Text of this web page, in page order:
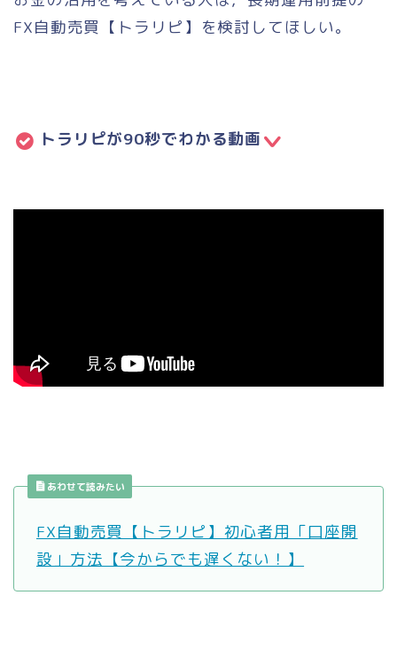
FX自動売買【トラリピ】を検討してほしい。
トラリピが90秒でわかる動画
あわせて読みたい
FX自動売買【トラリピ】初心者用「口座開
設」方法【今からでも遅くない！】